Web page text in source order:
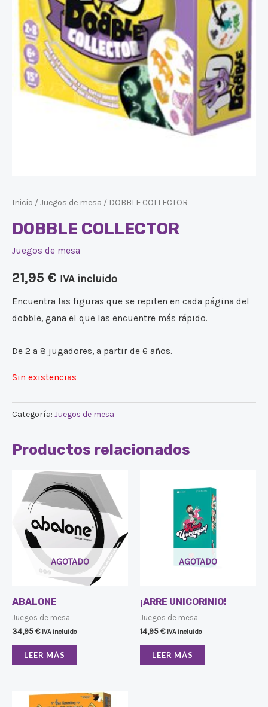
Inicio /Juegos de mesa / DOBBLE COLLECTOR
DOBBLE COLLECTOR
Juegos de mesa
21,95 € IVA incluido
Encuentra las figuras que se repiten en cada página del
dobble, gana el que las encuentre más rápido.
De 2 a 8 jugadores, a partir de 6 años.
Sin existencias
Categoría: Juegos de mesa
Productos relacionados
AGOTADO
ABALONE
Juegos de mesa
34,95€ IVA incluido
LEER MÁS
AGOTADO
¡ARRE UNICORINIO!
Juegos de mesa
14,95€ IVA incluido
LEER MÁS